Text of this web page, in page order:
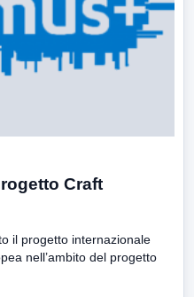
Craft
il progetto internazionale
nell’ambito del progetto